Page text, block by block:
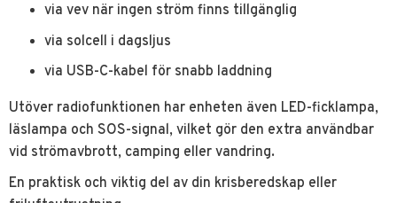
via vev när ingen ström finns tillgänglig
via solcell i dagsljus
via USB-C-kabel för snabb laddning
Utöver radiofunktionen har enheten även LED-ficklampa,
läslampa och SOS-signal, vilket gör den extra användbar
vid strömavbrott, camping eller vandring.
En praktisk och viktig del av din krisberedskap eller